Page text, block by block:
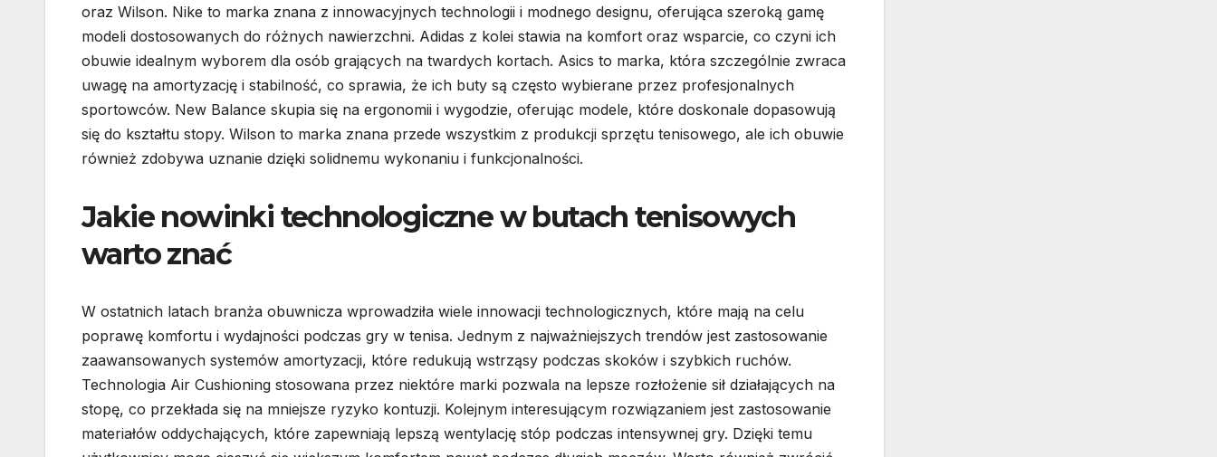
oraz Wilson. Nike to marka znana z innowacyjnych technologii i modnego designu, oferująca szeroką gamę
modeli dostosowanych do różnych nawierzchni. Adidas z kolei stawia na komfort oraz wsparcie, co czyni ich
obuwie idealnym wyborem dla osób grających na twardych kortach. Asics to marka, która szczególnie zwraca
uwagę na amortyzację i stabilność, co sprawia, że ich buty są często wybierane przez profesjonalnych
sportowców. New Balance skupia się na ergonomii i wygodzie, oferując modele, które doskonale dopasowują
się do kształtu stopy. Wilson to marka znana przede wszystkim z produkcji sprzętu tenisowego, ale ich obuwie
również zdobywa uznanie dzięki solidnemu wykonaniu i funkcjonalności.
Jakie nowinki technologiczne w butach tenisowych
warto znać
W ostatnich latach branża obuwnicza wprowadziła wiele innowacji technologicznych, które mają na celu
poprawę komfortu i wydajności podczas gry w tenisa. Jednym z najważniejszych trendów jest zastosowanie
zaawansowanych systemów amortyzacji, które redukują wstrząsy podczas skoków i szybkich ruchów.
Technologia Air Cushioning stosowana przez niektóre marki pozwala na lepsze rozłożenie sił działających na
stopę, co przekłada się na mniejsze ryzyko kontuzji. Kolejnym interesującym rozwiązaniem jest zastosowanie
materiałów oddychających, które zapewniają lepszą wentylację stóp podczas intensywnej gry. Dzięki temu